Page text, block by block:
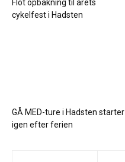
Flot opbakning til årets
cykelfest i Hadsten
GÅ MED-ture i Hadsten starter
igen efter ferien